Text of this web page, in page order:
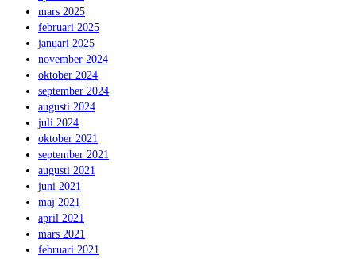
mars 2025
februari 2025
januari 2025
november 2024
oktober 2024
september 2024
augusti 2024
juli 2024
oktober 2021
september 2021
augusti 2021
juni 2021
maj 2021
april 2021
mars 2021
februari 2021